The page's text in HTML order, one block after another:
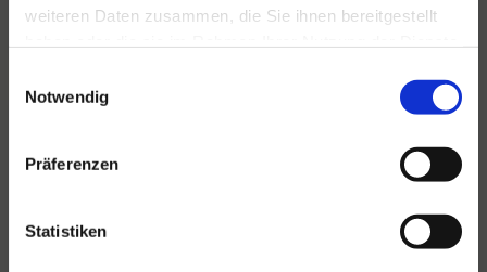
weiteren Daten zusammen, die Sie ihnen bereitgestellt
Notwendig
Präferenzen
Statistiken
Lesen Sie mehr